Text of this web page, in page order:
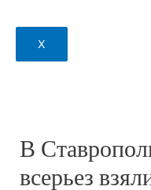
X
В
всерьез